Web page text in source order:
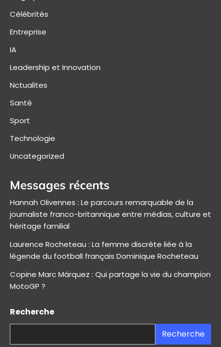
Célébrités
Entreprise
IA
Leadership et Innovation
Nctualites
Santé
Sport
Technologie
Uncategorized
Messages récents
Hannah Olivennes : Le parcours remarquable de la
journaliste franco-britannique entre médias, culture et
héritage familial
Laurence Rocheteau : La femme discrète liée à la
légende du football français Dominique Rocheteau
Copine Marc Márquez : Qui partage la vie du champion
MotoGP ?
Recherche
Recherche